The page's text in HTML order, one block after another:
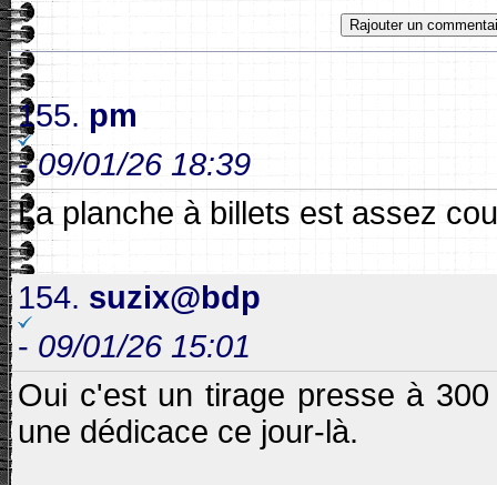
155. pm
-09/01/26 18:39
La planche à billets est assez
154. suzix@bdp
- 09/01/26 15:01
Oui c'est un tirage presse à
une dédicace ce jour-là.